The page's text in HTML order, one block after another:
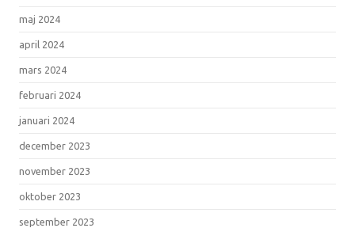
maj 2024
april 2024
mars 2024
februari 2024
januari 2024
december 2023
november 2023
oktober 2023
september 2023